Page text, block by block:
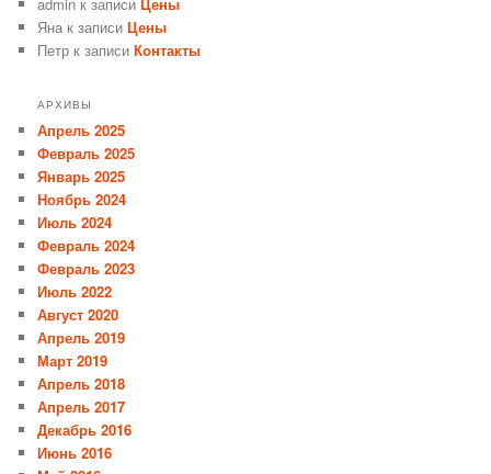
Яна к записиЦены
Петр к записиКонтакты
АРХИВЫ
Апрель 2025
Февраль 2025
Январь 2025
Ноябрь 2024
Июль 2024
Февраль 2024
Февраль 2023
Июль 2022
Август 2020
Апрель 2019
Март 2019
Апрель 2018
Апрель 2017
Декабрь 2016
Июнь 2016